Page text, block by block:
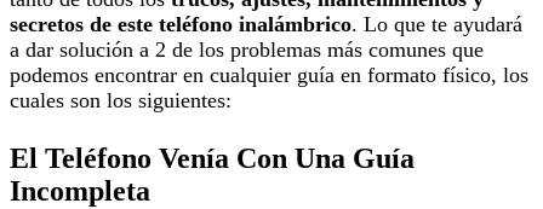
secretos de este teléfono inalámbrico. Lo que te ayudará
a dar solución a 2 de los problemas más comunes que
podemos encontrar en cualquier guía en formato físico, los
cuales son los siguientes:
El Teléfono Venía Con Una Guía
Incompleta